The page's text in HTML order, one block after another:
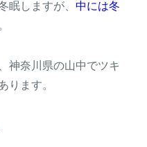
眠しますが、 中には冬
神奈川県の山中でツキ
ります。